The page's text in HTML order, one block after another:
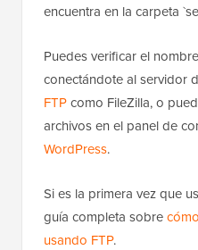
encuentra en la carpeta
Puedes verificar el
conectándote al servidor
FTPcomo FileZilla, o
archivos en el panel de
WordPress.
Si es la primera vez que
guía completa sobre
usando FTP.